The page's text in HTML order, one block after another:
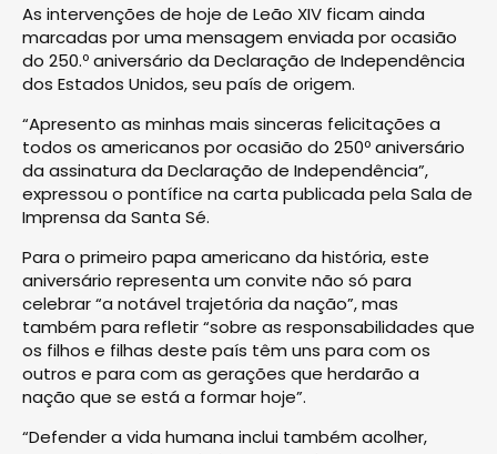
As intervenções de hoje de Leão XIV ficam ainda
marcadas por uma mensagem enviada por ocasião
do 250.º aniversário da Declaração de Independência
dos Estados Unidos, seu país de origem.
“Apresento as minhas mais sinceras felicitações a
todos os americanos por ocasião do 250º aniversário
da assinatura da Declaração de Independência”,
expressou o pontífice na carta publicada pela Sala de
Imprensa da Santa Sé.
Para o primeiro papa americano da história, este
aniversário representa um convite não só para
celebrar “a notável trajetória da nação”, mas
também para refletir “sobre as responsabilidades que
os filhos e filhas deste país têm uns para com os
outros e para com as gerações que herdarão a
nação que se está a formar hoje”.
“Defender a vida humana inclui também acolher,